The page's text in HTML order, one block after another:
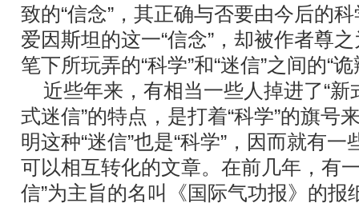
致的“信念”，其正确与否要由今后的
爱因斯坦的这一“信念”，却被作者尊
笔下所玩弄的“科学”和“迷信”之间的“诡
近些年来，有相当一些人掉进了“新
式迷信”的特点，是打着“科学”的旗号
明这种“迷信”也是“科学”，因而就有
可以相互转化的文章。在前几年，有
信”为主旨的名叫《国际气功报》的报